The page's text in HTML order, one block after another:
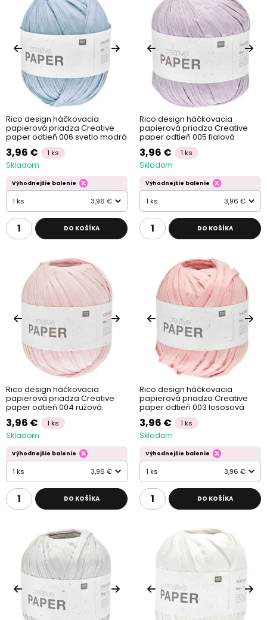
Rico design háčkovacia
papierová priadza Creative
paper odtieň 006 svetlo modrá
3,96 € 1 ks
Skladom
Výhodnejšie balenie
1 ks 3,96 €
DO KOŠÍKA
Rico design háčkovacia
papierová priadza Creative
paper odtieň 005 fialová
3,96 € 1 ks
Skladom
Výhodnejšie balenie
1 ks 3,96 €
DO KOŠÍKA
Rico design háčkovacia
papierová priadza Creative
paper odtieň 004 ružová
3,96 € 1 ks
Skladom
Výhodnejšie balenie
1 ks 3,96 €
DO KOŠÍKA
Rico design háčkovacia
papierová priadza Creative
paper odtieň 003 lososová
3,96 € 1 ks
Skladom
Výhodnejšie balenie
1 ks 3,96 €
DO KOŠÍKA